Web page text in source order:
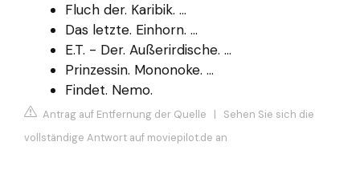
Fluch der. Karibik. ...
Das letzte. Einhorn. ...
E.T. - Der. Außerirdische. ...
Prinzessin. Mononoke. ...
Findet. Nemo.
Antrag auf Entfernung der Quelle | Sehen Sie sich die
vollständige Antwort auf moviepilot.de an